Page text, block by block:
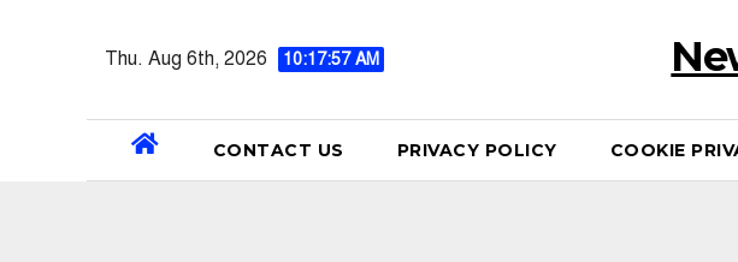
Thu. Aug 6th, 2026 10:17:58 AM
CONTACT US PRIVACY POLICY COOKIE